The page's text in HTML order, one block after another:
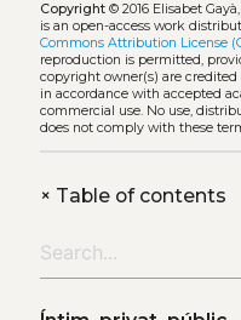
Copyright© 2016 Elisabet
is an open-access work
Commons Attribution License
reproduction is permitted,
copyright owner(s) are
in accordance with accepted
commercial use. No use,
does not comply with these
+Table of contents